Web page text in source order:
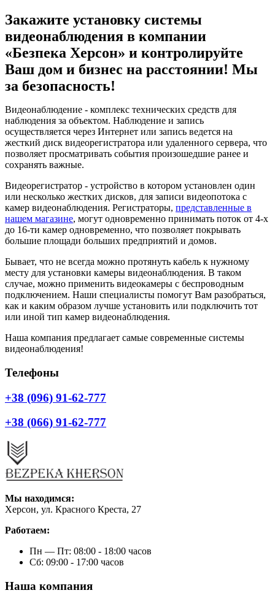
Закажите установку системы
видеонаблюдения в компании
«Безпека Херсон» и контролируйте
Ваш дом и бизнес на расстоянии! Мы
за безопасность!
Видеонаблюдение - комплекс технических средств для
наблюдения за объектом. Наблюдение и запись
осуществляется через Интернет или запись ведется на
жесткий диск видеорегистратора или удаленного сервера, что
позволяет просматривать события произошедшие ранее и
сохранять важные.
Видеорегистратор - устройство в котором установлен один
или несколько жестких дисков, для записи видеопотока с
камер видеонаблюдения. Регистраторы, представленные в
нашем магазине, могут одновременно принимать поток от 4-х
до 16-ти камер одновременно, что позволяет покрывать
большие площади больших предприятий и домов.
Бывает, что не всегда можно протянуть кабель к нужному
месту для установки камеры видеонаблюдения. В таком
случае, можно применить видеокамеры с беспроводным
подключением. Наши специалисты помогут Вам разобраться,
как и каким образом лучше установить или подключить тот
или иной тип камер видеонаблюдения.
Наша компания предлагает самые современные системы
видеонаблюдения!
Телефоны
+38 (096) 91-62-777
+38 (066) 91-62-777
Мы находимся:
Херсон, ул. Красного Креста, 27
Работаем:
Пн — Пт: 08:00 - 18:00 часов
Сб: 09:00 - 17:00 часов
Наша компания